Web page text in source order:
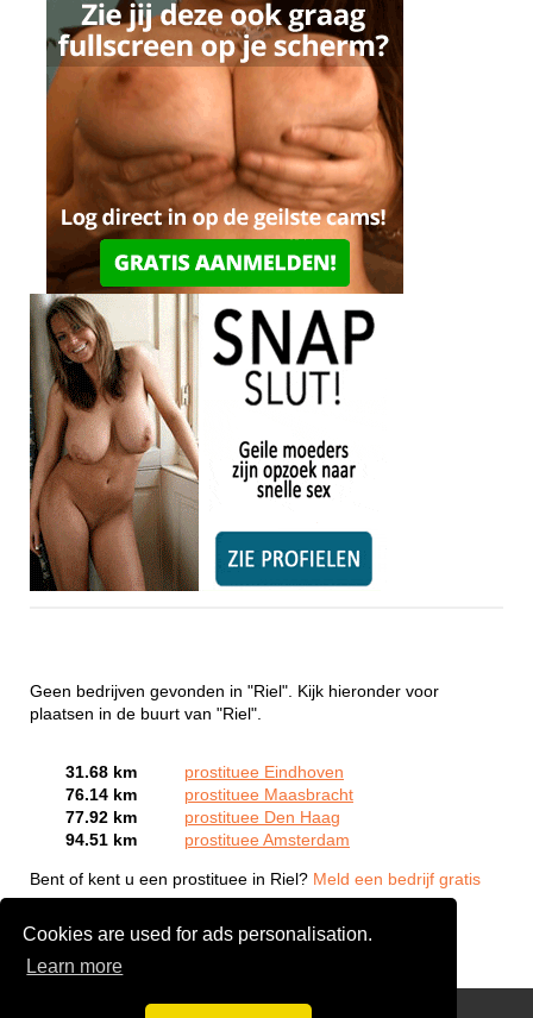
Cookies are used for ads personalisation.
Learn more
Geen bedrijven gevonden in "Riel". Kijk hieronder voor
plaatsen in de buurt van "Riel".
31.68 km
prostituee Eindhoven
76.14 km
prostituee Maasbracht
77.92 km
prostituee Den Haag
94.51 km
prostituee Amsterdam
Bent of kent u een prostituee in Riel? Meld een bedrijf gratis
aan